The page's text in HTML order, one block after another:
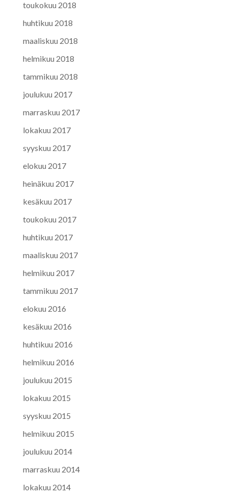
toukokuu 2018
huhtikuu 2018
maaliskuu 2018
helmikuu 2018
tammikuu 2018
joulukuu 2017
marraskuu 2017
lokakuu 2017
syyskuu 2017
elokuu 2017
heinäkuu 2017
kesäkuu 2017
toukokuu 2017
huhtikuu 2017
maaliskuu 2017
helmikuu 2017
tammikuu 2017
elokuu 2016
kesäkuu 2016
huhtikuu 2016
helmikuu 2016
joulukuu 2015
lokakuu 2015
syyskuu 2015
helmikuu 2015
joulukuu 2014
marraskuu 2014
lokakuu 2014